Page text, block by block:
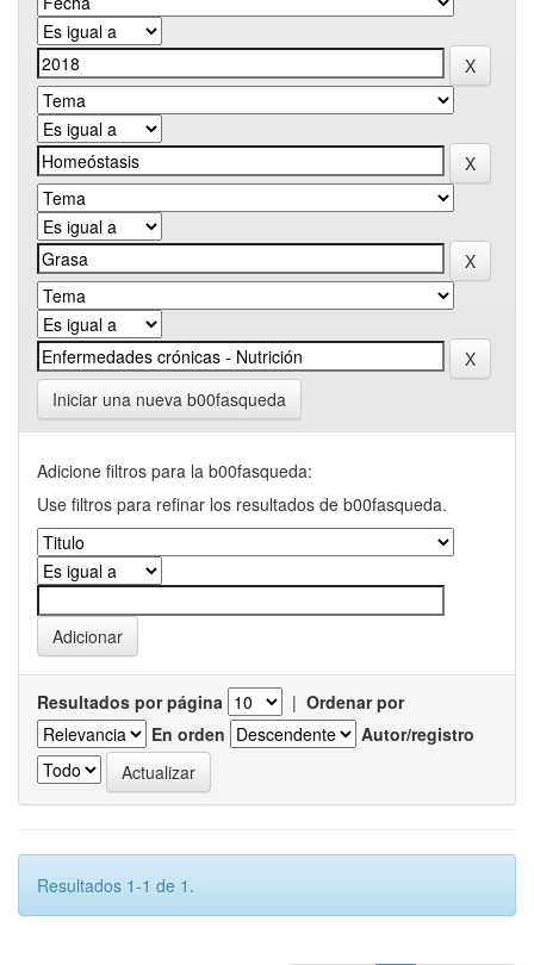
Iniciar una nueva b00fasqueda
Adicione filtros para la b00fasqueda:
Use filtros para refinar los resultados de b00fasqueda.
Resultados por página | Ordenar por
En orden
Autor/registro
Resultados 1-1 de 1.